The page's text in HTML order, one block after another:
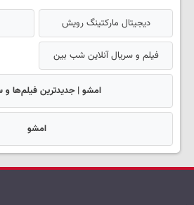
دیجیتال مارکتینگ رویش
فیلم و سریال آنلاین شب بین
امشو | جدیدترین فیلم‌ها و
امشو